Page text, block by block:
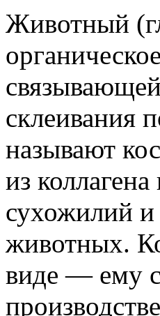
Животный
склеивания
называют
из
сухожилий и
животных.
виде — ему